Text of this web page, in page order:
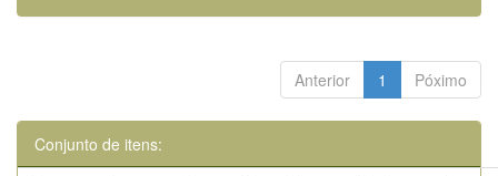
Anterior 1 Póximo
Conjunto de itens: